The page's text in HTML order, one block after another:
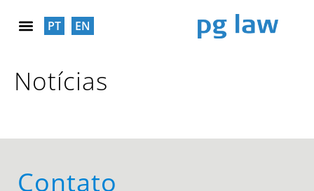
PT EN
Notícias
Contato